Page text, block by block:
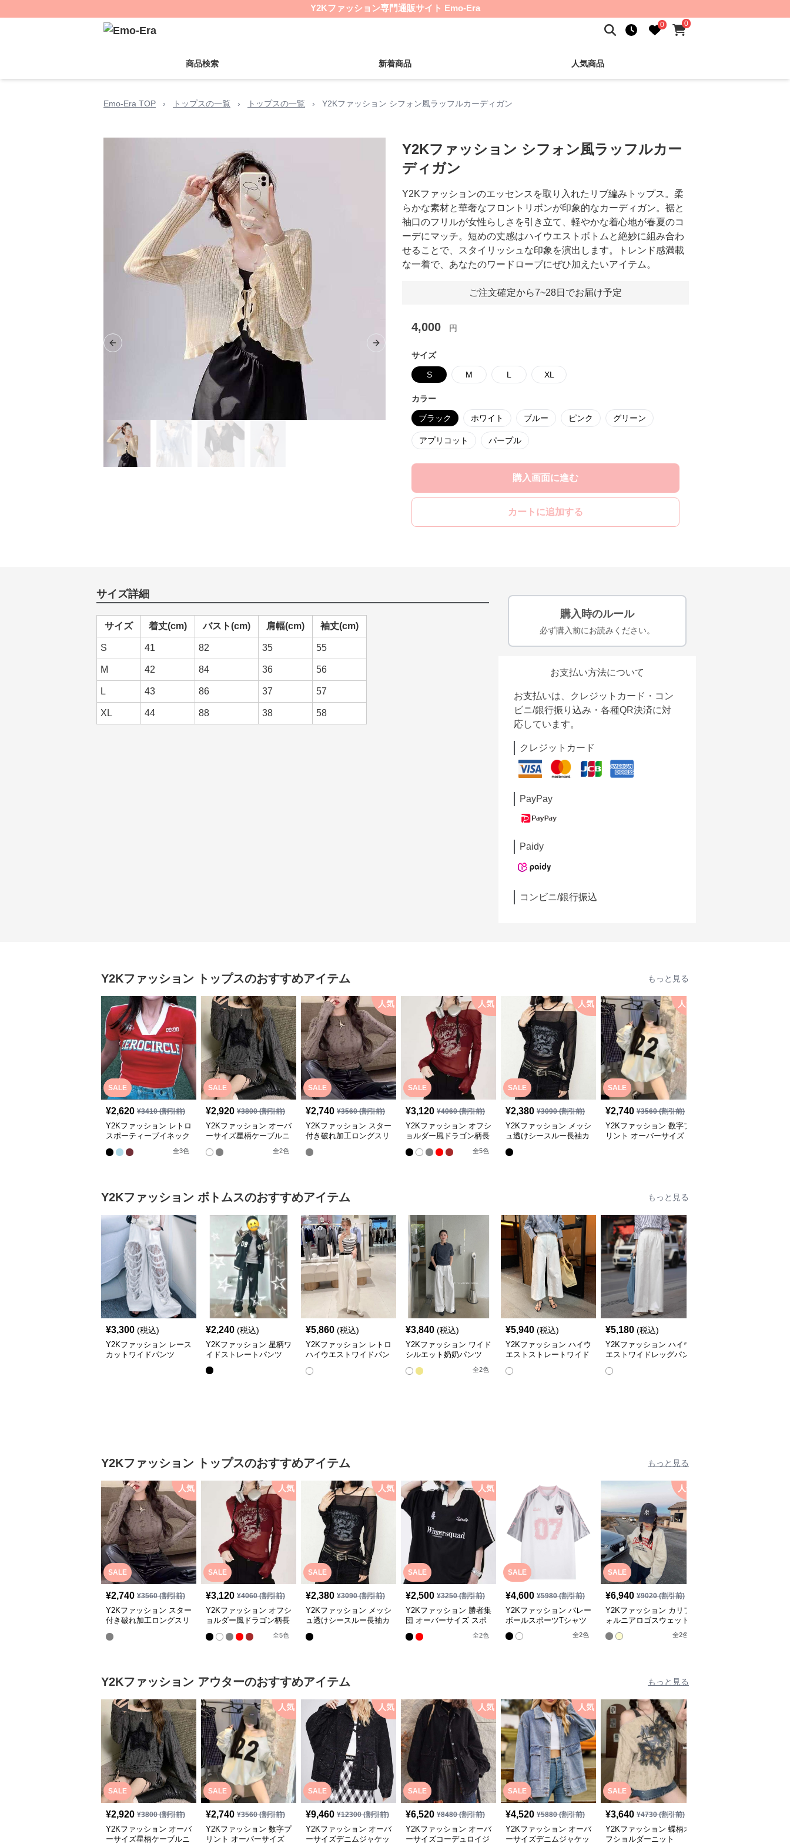
Y2Kファッション専門通販サイト Emo-Era
0 0
商品検索 新着商品 人気商品
Emo-Era TOP › トップスの一覧 › トップスの一覧 › Y2Kファッション シフォン風ラッフルカーディガン
Previous slide Next slide
Y2Kファッション シフォン風ラッフルカー
ディガン
Y2Kファッションのエッセンスを取り入れたリブ編みトップス。柔
らかな素材と華奢なフロントリボンが印象的なカーディガン。裾と
袖口のフリルが女性らしさを引き立て、軽やかな着心地が春夏のコ
ーデにマッチ。短めの丈感はハイウエストボトムと絶妙に組み合わ
せることで、スタイリッシュな印象を演出します。トレンド感満載
な一着で、あなたのワードローブにぜひ加えたいアイテム。
ご注文確定から7~28日でお届け予定
4,000 円
サイズ
S M L XL
カラー
ブラック ホワイト ブルー ピンク グリーン
アプリコット パープル
購入画面に進む
カートに追加する
サイズ詳細
サイズ 着丈(cm) バスト(cm) 肩幅(cm) 袖丈(cm)
S 41 82 35 55
M 42 84 36 56
L 43 86 37 57
XL 44 88 38 58
購入時のルール
必ず購入前にお読みください。
お支払い方法について
お支払いは、クレジットカード・コン
ビニ/銀行振り込み・各種QR決済に対
応しています。
クレジットカード
PayPay
Paidy
コンビニ/銀行振込
Y2Kファッション トップスのおすすめアイテム もっと見る
SALE
¥2,620 ¥3410(割引前)
Y2Kファッション レトロ
スポーティーブイネック
全3色
SALE
¥2,920 ¥3800(割引前)
Y2Kファッション オーバ
ーサイズ星柄ケーブルニ
全2色
SALE
人気
¥2,740 ¥3560(割引前)
Y2Kファッション スター
付き破れ加工ロングスリ
SALE
人気
¥3,120 ¥4060(割引前)
Y2Kファッション オフシ
ョルダー風ドラゴン柄長
全5色
SALE
人気
¥2,380 ¥3090(割引前)
Y2Kファッション メッシ
ュ透けシースルー長袖カ
SALE
人気
¥2,740 ¥3560(割引前)
Y2Kファッション 数字プ
リント オーバーサイズ
Y2Kファッション ボトムスのおすすめアイテム もっと見る
¥3,300 (税込)
Y2Kファッション レース
カットワイドパンツ
¥2,240 (税込)
Y2Kファッション 星柄ワ
イドストレートパンツ
¥5,860 (税込)
Y2Kファッション レトロ
ハイウエストワイドパン
¥3,840 (税込)
Y2Kファッション ワイド
シルエット奶奶パンツ
全2色
¥5,940 (税込)
Y2Kファッション ハイウ
エストストレートワイド
¥5,180 (税込)
Y2Kファッション ハイウ
エストワイドレッグパン
Y2Kファッション トップスのおすすめアイテム もっと見る
SALE
人気
¥2,740 ¥3560(割引前)
Y2Kファッション スター
付き破れ加工ロングスリ
SALE
人気
¥3,120 ¥4060(割引前)
Y2Kファッション オフシ
ョルダー風ドラゴン柄長
全5色
SALE
人気
¥2,380 ¥3090(割引前)
Y2Kファッション メッシ
ュ透けシースルー長袖カ
SALE
人気
¥2,500 ¥3250(割引前)
Y2Kファッション 勝者集
団 オーバーサイズ スポ
全2色
SALE
¥4,600 ¥5980(割引前)
Y2Kファッション バレー
ボールスポーツTシャツ
全2色
SALE
人気
¥6,940 ¥9020(割引前)
Y2Kファッション カリフ
ォルニアロゴスウェット
全2色
Y2Kファッション アウターのおすすめアイテム もっと見る
SALE
¥2,920 ¥3800(割引前)
Y2Kファッション オーバ
ーサイズ星柄ケーブルニ
SALE
人気
¥2,740 ¥3560(割引前)
Y2Kファッション 数字プ
リント オーバーサイズ
SALE
人気
¥9,460 ¥12300(割引前)
Y2Kファッション オーバ
ーサイズデニムジャケッ
SALE
人気
¥6,520 ¥8480(割引前)
Y2Kファッション オーバ
ーサイズコーデュロイジ
SALE
人気
¥4,520 ¥5880(割引前)
Y2Kファッション オーバ
ーサイズデニムジャケッ
SALE
¥3,640 ¥4730(割引前)
Y2Kファッション 蝶柄オ
フショルダーニット